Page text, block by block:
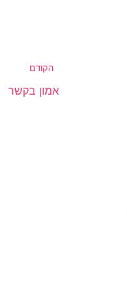
הקודם